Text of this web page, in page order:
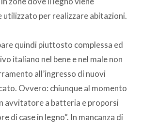
per realizzare abitazioni.
quindi piuttosto complessa ed
italiano nel bene e nel male non
all’ingresso di nuovi
Ovvero: chiunque al momento
avvitatore a batteria e proporsi
di case in legno”. In mancanza di